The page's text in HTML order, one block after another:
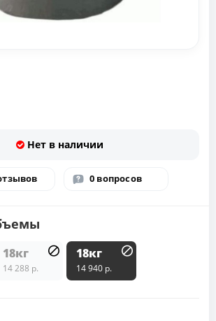
Нет в наличии
0 вопросов
18кг
14 288 р.
18кг
14 940 р.